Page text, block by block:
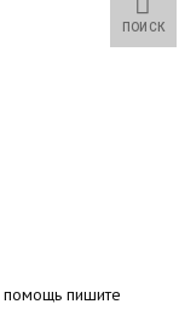
помощь пишите
ПОИСК